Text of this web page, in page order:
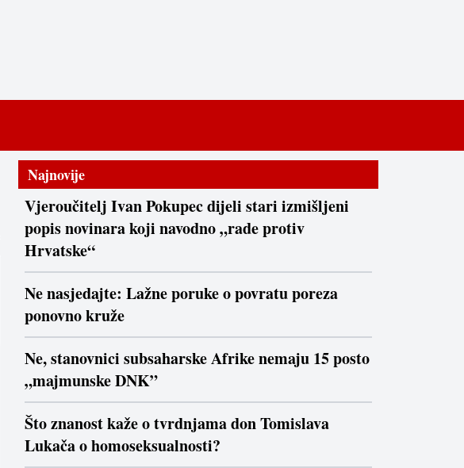
Najnovije
Vjeroučitelj Ivan Pokupec dijeli stari izmišljeni
popis novinara koji navodno „rade protiv
Hrvatske“
Ne nasjedajte: Lažne poruke o povratu poreza
ponovno kruže
Ne, stanovnici subsaharske Afrike nemaju 15 posto
„majmunske DNK”
Što znanost kaže o tvrdnjama don Tomislava
Lukača o homoseksualnosti?